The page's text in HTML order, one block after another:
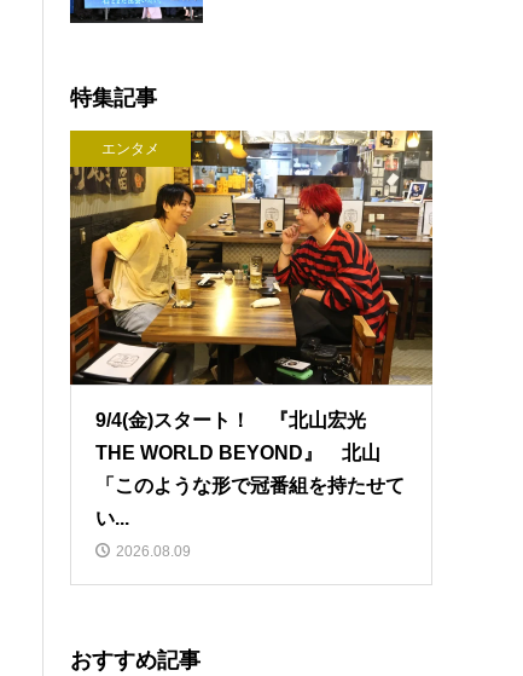
特集記事
エンタメ
9/4(金)スタート！ 『北山宏光
THE WORLD BEYOND』 北山
「このような形で冠番組を持たせて
い...
2026.08.09
おすすめ記事